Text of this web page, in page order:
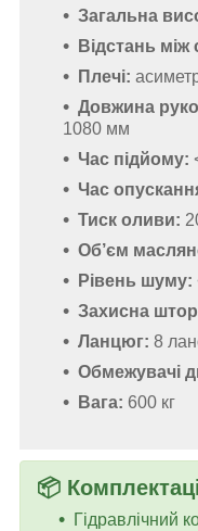
Загальна
Відстань між
Плечі:
Довжина
1080 мм
Час підйому:
Час
Тиск оливи:
Об’єм
Рівень шуму:
Захисна
Ланцюг: 8
Обмежувачі
Вага: 600 кг
📦
Гідравлічний